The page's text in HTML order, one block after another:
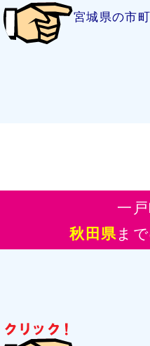
宮城県の市
一
秋田県ま